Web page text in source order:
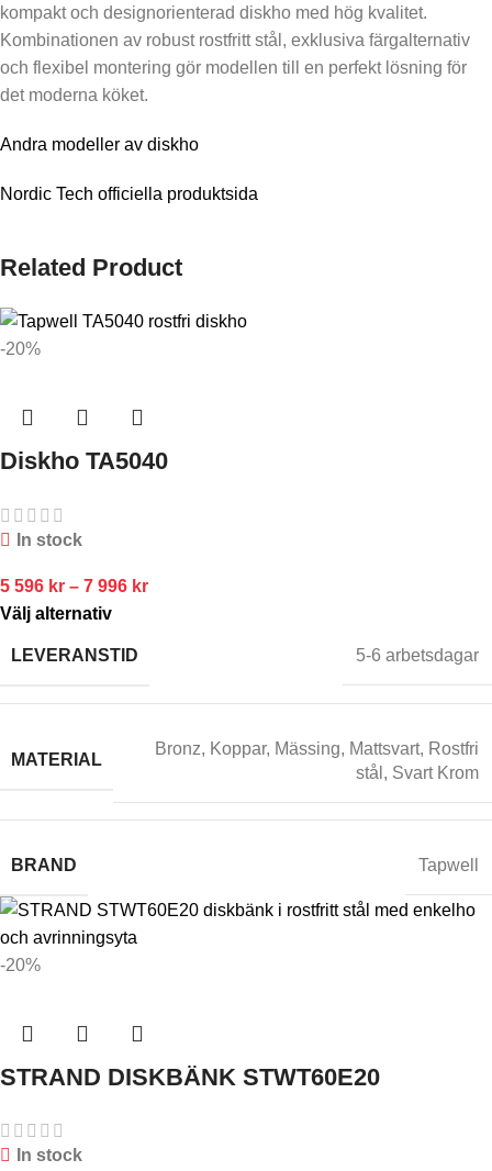
kompakt och designorienterad diskho med hög kvalitet.
Kombinationen av robust rostfritt stål, exklusiva färgalternativ
och flexibel montering gör modellen till en perfekt lösning för
det moderna köket.
Andra modeller av diskho
Nordic Tech officiella produktsida
Related Product
-20%
Diskho TA5040
In stock
5 596 kr – 7 996 kr
Välj alternativ
LEVERANSTID 5-6 arbetsdagar
MATERIAL
Bronz, Koppar, Mässing, Mattsvart, Rostfri
stål , Svart Krom
BRAND Tapwell
-20%
STRAND DISKBÄNK STWT60E20
In stock